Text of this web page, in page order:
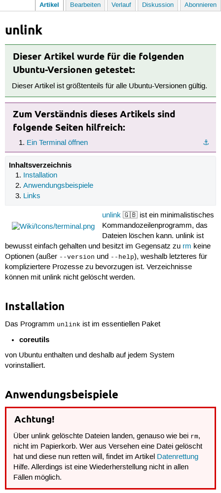
Artikel Bearbeiten Verlauf Diskussion Abonnieren
unlink
Dieser Artikel wurde für die folgenden
Ubuntu-Versionen getestet:
Dieser Artikel ist größtenteils für alle Ubuntu-Versionen gültig.
Zum Verständnis dieses Artikels sind
folgende Seiten hilfreich:
⚓︎
Ein Terminal öffnen
Inhaltsverzeichnis
Installation
Anwendungsbeispiele
Links
unlink 🇬🇧 ist ein minimalistisches
Kommandozeilenprogramm, das
Dateien löschen kann. unlink ist
bewusst einfach gehalten und besitzt im Gegensatz zu rm keine
Optionen (außer --version und --help), weshalb letzteres für
kompliziertere Prozesse zu bevorzugen ist. Verzeichnisse
können mit unlink nicht gelöscht werden.
Installation
Das Programm unlink ist im essentiellen Paket
coreutils
von Ubuntu enthalten und deshalb auf jedem System
vorinstalliert.
Anwendungsbeispiele
Achtung!
Über unlink gelöschte Dateien landen, genauso wie bei rm,
nicht im Papierkorb. Wer aus Versehen eine Datei gelöscht
hat und diese nun retten will, findet im Artikel Datenrettung
Hilfe. Allerdings ist eine Wiederherstellung nicht in allen
Fällen möglich.